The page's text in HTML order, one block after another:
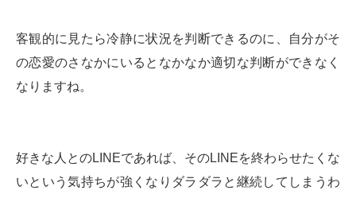
客観的に見たら冷静に状況を判断できるのに、自分がそ
の恋愛のさなかにいるとなかなか適切な判断ができなく
なりますね。
好きな人とのLINEであれば、そのLINEを終わらせたくな
いという気持ちが強くなりダラダラと継続してしまうわ